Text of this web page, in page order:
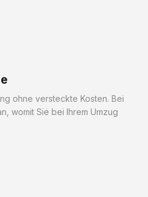
ohne versteckte Kosten. Bei
womit Sie bei Ihrem Umzug